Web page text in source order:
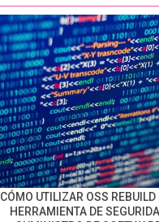
CÓMO UTILIZAR OSS
HERRAMIENTA DE